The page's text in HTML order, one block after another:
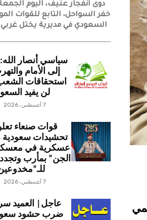
دوى انفجار عنيف، اليوم
خفر السواحل، التابع للقوات
السعودي في مديرية يختل
سياسي أنصار
إلى الأمام
استحقاقات
لن يفيد
7 أغسطس، 2026
قوات صنعاء
تحشيدات سعودية
عسكرية في
الجن” بمأرب
7 أغسطس، 2026
عاجل| العميد
ضرب حشود